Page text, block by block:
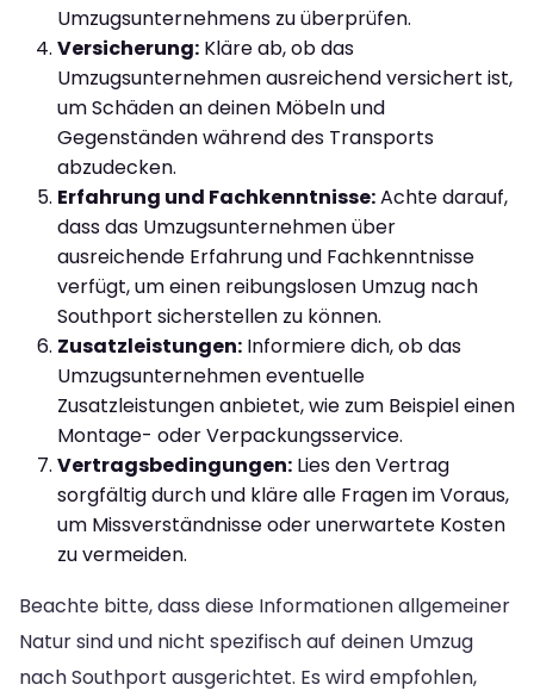
Umzugsunternehmens zu überprüfen.
Versicherung: Kläre ab, ob das
Umzugsunternehmen ausreichend versichert ist,
um Schäden an deinen Möbeln und
Gegenständen während des Transports
abzudecken.
Erfahrung und Fachkenntnisse:Achte darauf,
dass das Umzugsunternehmen über
ausreichende Erfahrung und Fachkenntnisse
verfügt, um einen reibungslosen Umzug nach
Southport sicherstellen zu können.
Zusatzleistungen: Informiere dich, ob das
Umzugsunternehmen eventuelle
Zusatzleistungen anbietet, wie zum Beispiel einen
Montage- oder Verpackungsservice.
Vertragsbedingungen: Lies den Vertrag
sorgfältig durch und kläre alle Fragen im Voraus,
um Missverständnisse oder unerwartete Kosten
zu vermeiden.
Beachte bitte, dass diese Informationen allgemeiner
Natur sind und nicht spezifisch auf deinen Umzug
nach Southport ausgerichtet. Es wird empfohlen,